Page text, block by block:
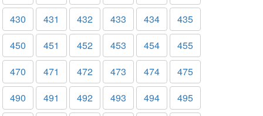
430
431 432 433 434
435
450
451 452 453 454
455
470
471 472 473 474
475
490
491 492 493 494
495